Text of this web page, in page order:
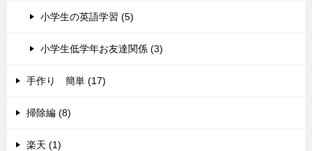
小学生の英語学習 (5)
小学生低学年お友達関係 (3)
手作り 簡単 (17)
掃除編 (8)
楽天 (1)